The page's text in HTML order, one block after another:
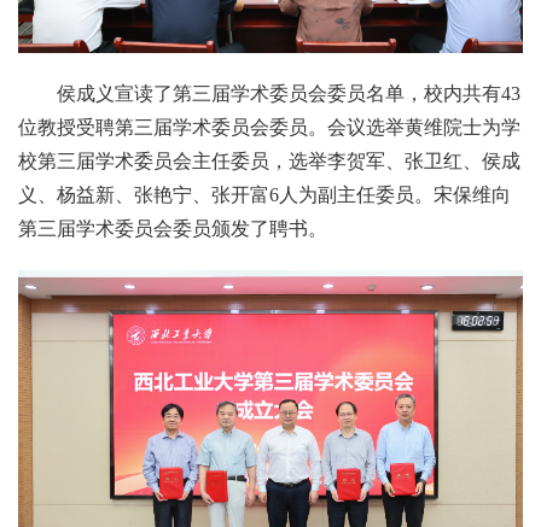
侯成义宣读了第三届学术委员会委员名单，校内共有43
位教授受聘第三届学术委员会委员。会议选举黄维院士为学
校第三届学术委员会主任委员，选举李贺军、张卫红、侯成
义、杨益新、张艳宁、张开富6人为副主任委员。宋保维向
第三届学术委员会委员颁发了聘书。